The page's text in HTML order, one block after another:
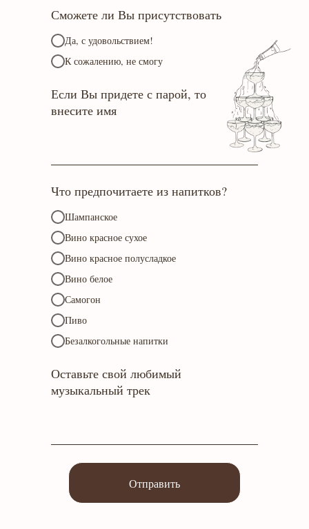
Сможете ли Вы присутствовать
Да, с удовольствием!
К сожалению, не смогу
Если Вы придете с парой, то
внесите имя
Что предпочитаете из напитков?
Шампанское
Вино красное сухое
Вино красное полусладкое
Вино белое
Самогон
Пиво
Безалкогольные напитки
Оставьте свой любимый
музыкальный трек
Отправить